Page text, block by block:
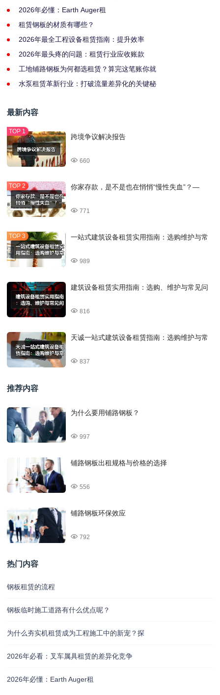
2026年必懂：Earth Auger租
租赁钢板的材质有哪些？
2026年最全工程设备租赁指南：提升效率
2026年最头疼的问题：租赁行业应收账款
工地铺路钢板为何都选租赁？算完这笔账你就
水泵租赁革新行业：打破流量差异化的关键秘
最新内容
跨境争议解决报告
660
你家存款，是不是也在悄悄“慢性失血”？—
771
一站式建筑设备租赁实用指南：选购维护与常
989
建筑设备租赁实用指南：选购、维护与常见问
816
天诚一站式建筑设备租赁指南：选购维护与常
837
推荐内容
为什么要用铺路钢板？
997
铺路钢板出租规格与价格的选择
556
铺路钢板环保效应
792
热门内容
钢板租赁的流程
钢板临时施工道路有什么优点呢？
为什么夯实机租赁成为工程施工中的新宠？探
2026年必看：叉车属具租赁的差异化竞争
2026年必懂：Earth Auger租